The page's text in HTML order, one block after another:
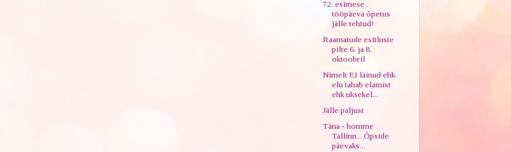
72. esimese
tööpäeva õpetus
jälle tehtud!
Raamatude esitluste
pilte 6. ja 8.
oktoobril
Nimelt EI läinud ehk
elu tahab elamist
ehk uksekel...
Jälle paljust
Täna - homme
Tallinn... Õpside
päevaks...